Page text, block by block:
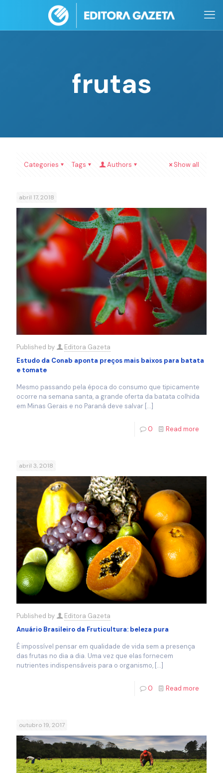
frutas
Categories Tags Authors Show all
abril 17, 2018
Published by
Editora Gazeta
Estudo da Conab aponta preços mais baixos para batata
e tomate
Mesmo passando pela época do consumo que tipicamente
ocorre na semana santa, a grande oferta da batata colhida
em Minas Gerais e no Paraná deve salvar […]
0 Read more
abril 3, 2018
Published by
Editora Gazeta
Anuário Brasileiro da Fruticultura: beleza pura
É impossível pensar em qualidade de vida sem a presença
das frutas no dia a dia. Uma vez que elas fornecem
nutrientes indispensáveis para o organismo, […]
0 Read more
outubro 19, 2017